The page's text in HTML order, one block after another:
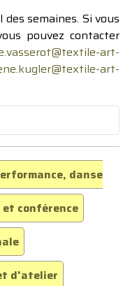
semaines. Si vous
pouvez contacter
art-
art-
danse
conférence
d'atelier